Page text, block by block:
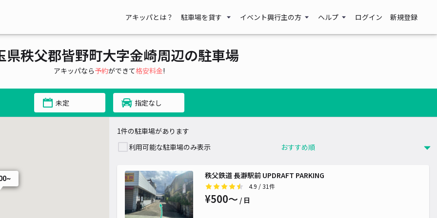
アキッパとは？ 駐車場を貸す イベント興行主の方 ヘルプ ログイン 新規登録
県秩父郡皆野町大字金崎周辺の駐車場
アキッパなら予約ができて格安料金!
未定 指定なし
1件の駐車場があります
利用可能な駐車場のみ表示
秩父鉄道 長瀞駅前 UPDRAFT PARKING
4.9 / 31件
¥500〜 / 日